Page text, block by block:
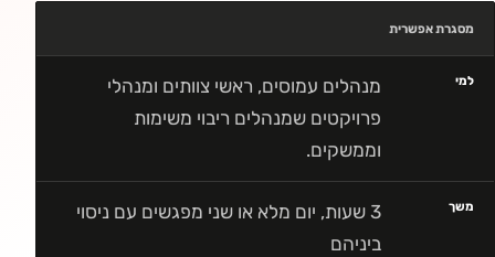
מסגרת אפשרית
למי
מנהלים עמוסים, ראשי צוותים ומנהלי
פרויקטים שמנהלים ריבוי משימות
וממשקים.
משך
3 שעות, יום מלא או שני מפגשים עם ניסוי
ביניהם